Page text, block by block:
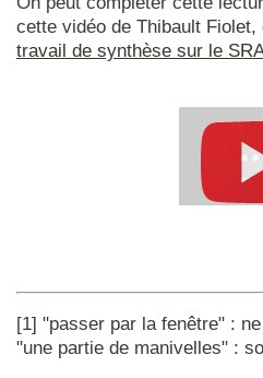
cette vidéo de Thibault
travail de synthèse sur le
[1] "passer par la fenêtre" :
"une partie de manivelles" :